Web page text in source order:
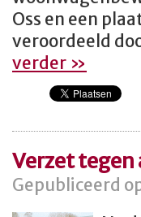
Oss en een
veroordeeld
verder »
Verzet
Gepubliceerd